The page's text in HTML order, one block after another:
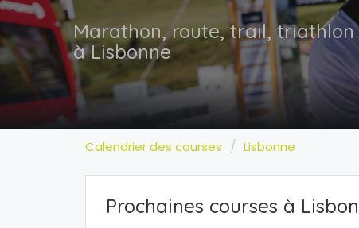
Marathon, route, trail, triathlon
à Lisbonne
Calendrier des courses Lisbonne
Prochaines courses à